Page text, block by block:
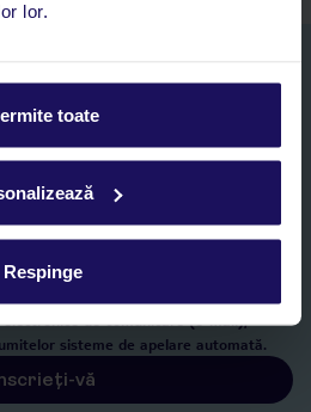
lor.
toate
Respinge
de marketing, în cadrul și în scopul
sisteme de apelare automată.
vă